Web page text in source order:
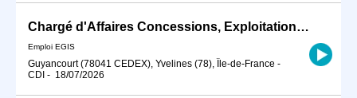
Chargé d'Affaires Concessions, Exploitation, Maintenance H/F
Emploi EGIS
Guyancourt (78041 CEDEX), Yvelines (78), Île-de-France -
CDI - 18/07/2026